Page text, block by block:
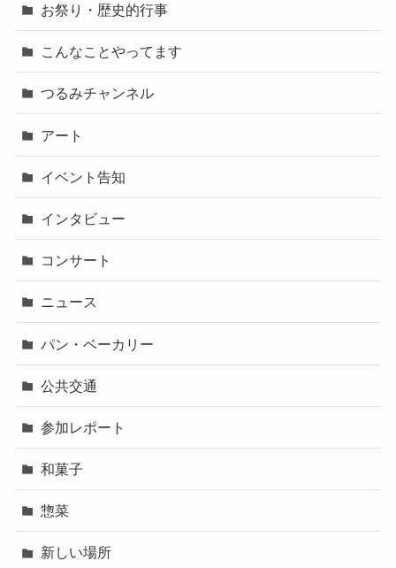
お祭り・歴史的行事
こんなことやってます
つるみチャンネル
アート
イベント告知
インタビュー
コンサート
ニュース
パン・ベーカリー
公共交通
参加レポート
和菓子
惣菜
新しい場所